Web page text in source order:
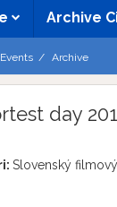
Archive
Events Archive
day
Slovenský